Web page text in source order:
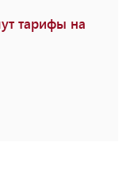
тарифы на